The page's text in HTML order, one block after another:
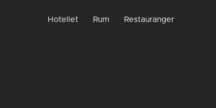
Hotellet Rum Restauranger